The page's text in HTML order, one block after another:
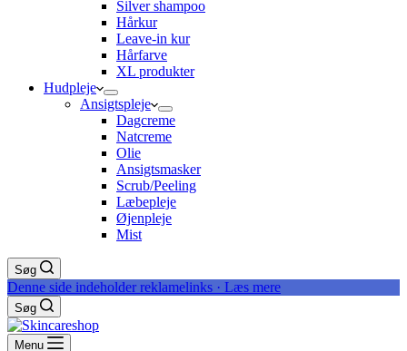
Silver shampoo
Hårkur
Leave-in kur
Hårfarve
XL produkter
Hudpleje
Ansigtspleje
Dagcreme
Natcreme
Olie
Ansigtsmasker
Scrub/Peeling
Læbepleje
Øjenpleje
Mist
Søg
Denne side indeholder reklamelinks · Læs mere
Søg
Menu